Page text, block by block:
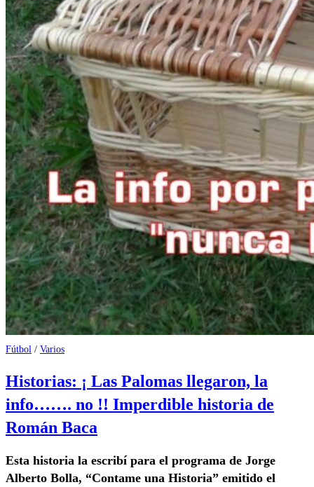
Fútbol / Varios
Historias: ¡ Las Palomas llegaron, la
info……. no !! Imperdible historia de
Román Baca
Esta historia la escribí para el programa de Jorge
Alberto Bolla, “Contame una Historia” emitido el